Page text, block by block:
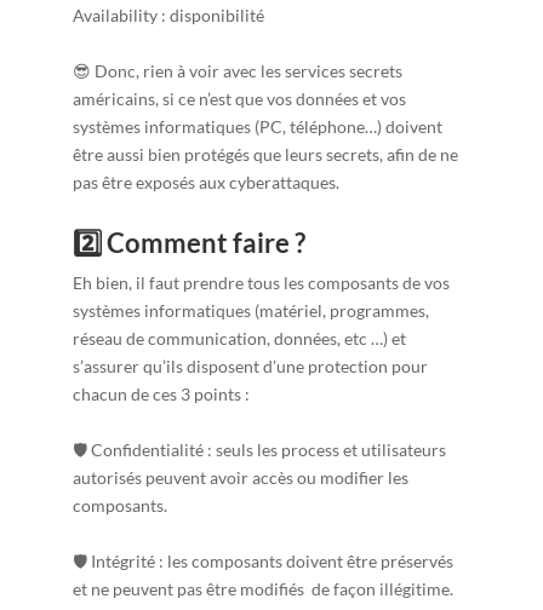
Availability : disponibilité
😎 Donc, rien à voir avec les services secrets
américains, si ce n’est que vos données et vos
systèmes informatiques (PC, téléphone…) doivent
être aussi bien protégés que leurs secrets, afin de ne
pas être exposés aux cyberattaques.
2️⃣ Comment faire ?
Eh bien, il faut prendre tous les composants de vos
systèmes informatiques (matériel, programmes,
réseau de communication, données, etc …) et
s’assurer qu’ils disposent d’une protection pour
chacun de ces 3 points :
🛡 Confidentialité : seuls les process et utilisateurs
autorisés peuvent avoir accès ou modifier les
composants.
🛡 Intégrité : les composants doivent être préservés
et ne peuvent pas être modifiés de façon illégitime.